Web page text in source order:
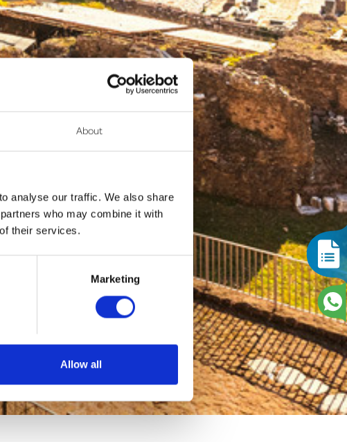
About
analyse our traffic. We also share
who may combine it with
their services.
Marketing
Allow all